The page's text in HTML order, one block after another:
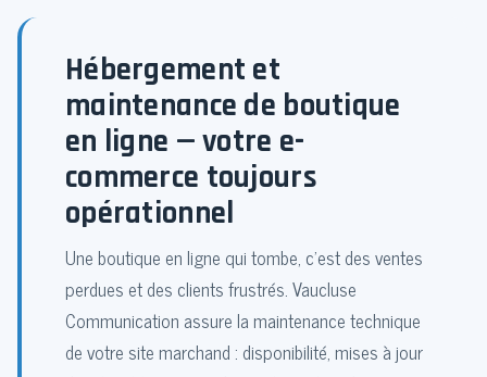
Hébergement et
maintenance de boutique
en ligne — votre e-
commerce toujours
opérationnel
Une boutique en ligne qui tombe, c'est des ventes
perdues et des clients frustrés. Vaucluse
Communication assure la maintenance technique
de votre site marchand : disponibilité, mises à jour